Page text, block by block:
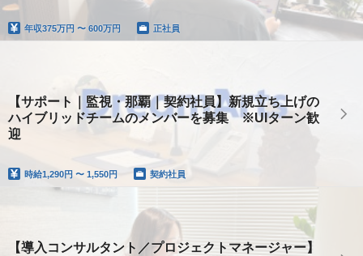
年収375万円 〜 600万円 正社員
【サポート｜監視・那覇｜契約社員】新規立ち上げの
ハイブリッドチームのメンバーを募集 ※UIターン歓
迎
時給1,290円 〜 1,550円 契約社員
【導入コンサルタント／プロジェクトマネージャー】